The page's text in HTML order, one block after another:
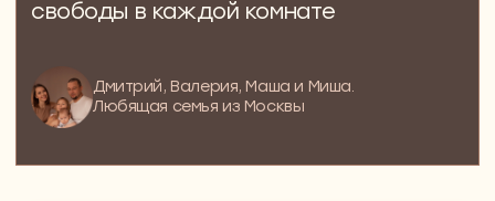
ГОТОВЫЕ ДИЗАЙН-РЕШЕНИЯ
КОМПЛЕКТАЦИЯ
Дизайн-проект таунхауса